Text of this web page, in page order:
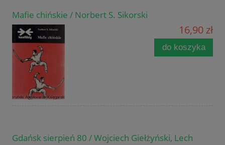
Mafie chińskie / Norbert S. Sikorski
16,90 zł
do koszyka
Gdańsk sierpień 80 / Wojciech Giełżyński, Lech